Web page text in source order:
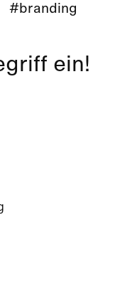
#branding
ein!